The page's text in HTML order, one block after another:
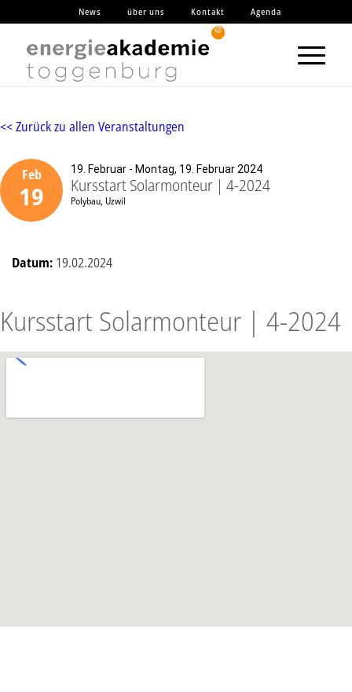
News über uns Kontakt Agenda
<< Zurück zu allen Veranstaltungen
Feb
19
19. Februar - Montag, 19. Februar 2024
Kursstart Solarmonteur | 4-2024
Polybau, Uzwil
Datum: 19.02.2024
Kursstart Solarmonteur | 4-2024